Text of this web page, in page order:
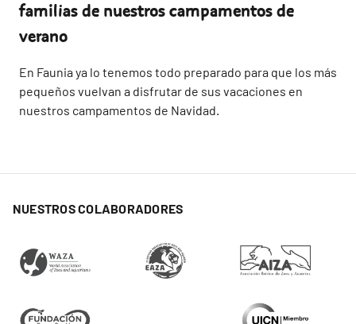
familias de nuestros campamentos de
verano
En Faunia ya lo tenemos todo preparado para que los más
pequeños vuelvan a disfrutar de sus vacaciones en
nuestros campamentos de Navidad.
NUESTROS COLABORADORES